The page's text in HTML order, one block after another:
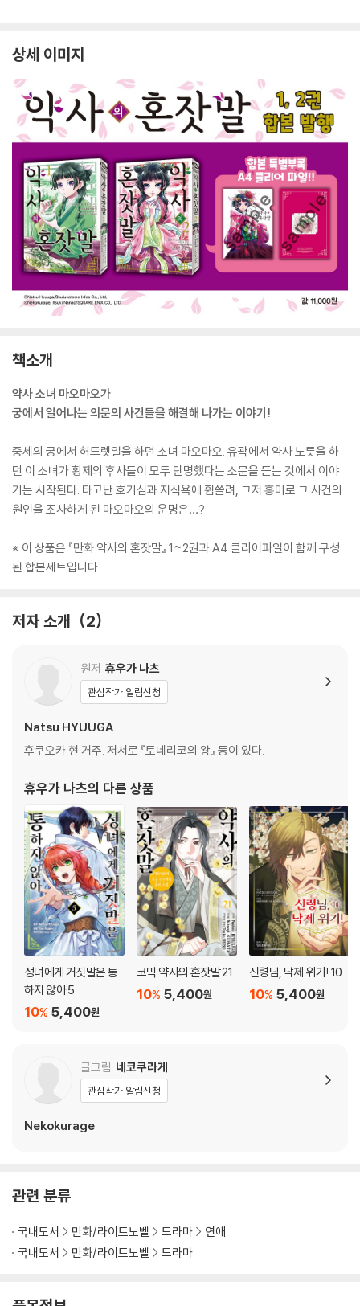
상세 이미지
책소개
약사 소녀 마오마오가
궁에서 일어나는 의문의 사건들을 해결해 나가는 이야기!
중세의 궁에서 허드렛일을 하던 소녀 마오마오. 유곽에서 약사 노릇을 하
던 이 소녀가 황제의 후사들이 모두 단명했다는 소문을 듣는 것에서 이야
기는 시작된다. 타고난 호기심과 지식욕에 휩쓸려, 그저 흥미로 그 사건의
원인을 조사하게 된 마오마오의 운명은…?
※ 이 상품은 『만화 약사의 혼잣말』 1~2권과 A4 클리어파일이 함께 구성
된 합본세트입니다.
저자 소개 2
원저 휴우가 나츠
관심작가 알림신청
Natsu HYUUGA
후쿠오카 현 거주. 저서로 『토네리코의 왕』 등이 있다.
휴우가 나츠의 다른 상품
성녀에게 거짓말은 통
하지 않아 5
5,400원
10%
코믹 약사의 혼잣말 21
5,400원
10%
신령님, 낙제 위기! 10
5,400원
10%
글그림 네코쿠라게
관심작가 알림신청
Nekokurage
관련 분류
국내도서 만화/라이트노벨 드라마
연애
국내도서
만화/라이트노벨 드라마